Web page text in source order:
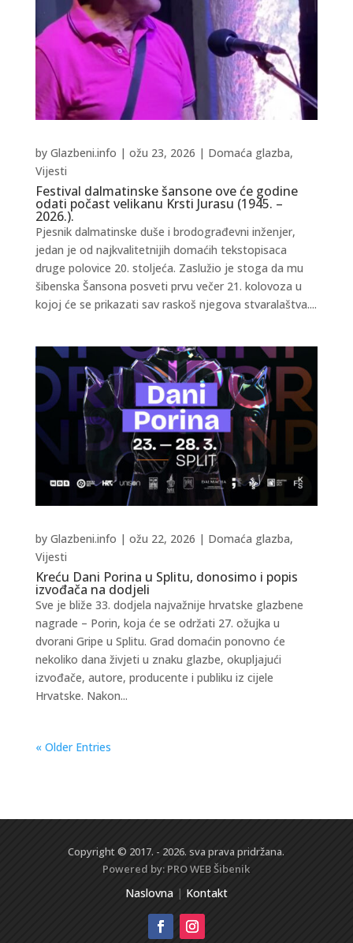
Festival dalmatinske šansone ove će godine
odati počast velikanu Krsti Jurasu (1945. –
2026.).
by Glazbeni.info | ožu 23, 2026 | Domaća glazba,
Vijesti
Pjesnik dalmatinske duše i brodograđevni inženjer,
jedan je od najkvalitetnijih domaćih tekstopisaca
druge polovice 20. stoljeća. Zaslužio je stoga da mu
šibenska Šansona posveti prvu večer 21. kolovoza u
kojoj će se prikazati sav raskoš njegova stvaralaštva....
Kreću Dani Porina u Splitu, donosimo i popis
izvođača na dodjeli
by Glazbeni.info | ožu 22, 2026 | Domaća glazba,
Vijesti
Sve je bliže 33. dodjela najvažnije hrvatske glazbene
nagrade – Porin, koja će se održati 27. ožujka u
dvorani Gripe u Splitu. Grad domaćin ponovno će
nekoliko dana živjeti u znaku glazbe, okupljajući
izvođače, autore, producente i publiku iz cijele
Hrvatske. Nakon...
« Older Entries
Copyright © 2017. - 2026. sva prava pridržana.
Powered by: PRO WEBŠibenik
Naslovna| Kontakt